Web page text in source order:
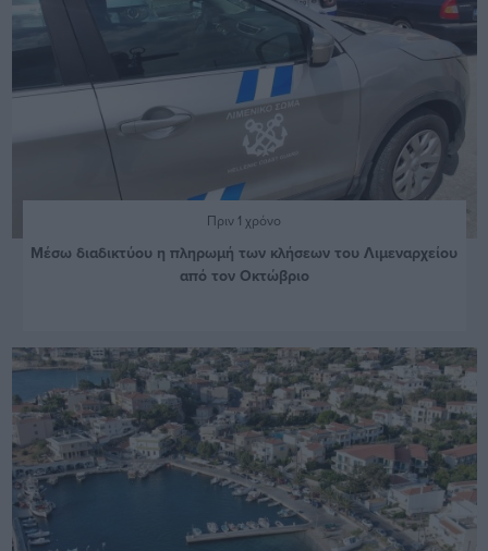
Πριν 1 χρόνο
Μέσω διαδικτύου η πληρωμή των κλήσεων του Λιμεναρχείου
από τον Οκτώβριο